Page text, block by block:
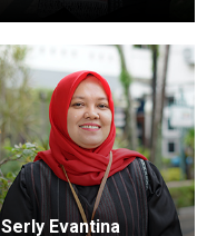
Serly Evantina